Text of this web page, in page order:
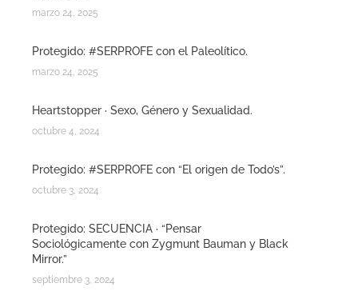
marzo 24, 2025
Protegido: #SERPROFE con el Paleolítico.
marzo 24, 2025
Heartstopper · Sexo, Género y Sexualidad.
octubre 4, 2024
Protegido: #SERPROFE con “El origen de Todo’s”.
octubre 3, 2024
Protegido: SECUENCIA · “Pensar
Sociológicamente con Zygmunt Bauman y Black
Mirror.”
septiembre 3, 2024